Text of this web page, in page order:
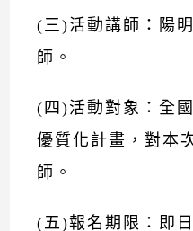
(三)活動講師：陽
師。
(四)活動對象：全
優質化計畫，對本
師。
(五)報名期限：即